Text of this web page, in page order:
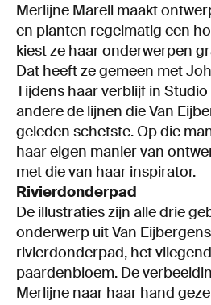
Merlijne Marell maakt
en planten regelmatig een
kiest ze haar onderwerpen
Dat heeft ze gemeen met
Tijdens haar verblijf in
andere de lijnen die Van
geleden schetste. Op die
haar eigen manier van
met die van haar inspirator.
Rivierdonderpad
De illustraties zijn alle drie
onderwerp uit Van
rivierdonderpad, het
paardenbloem. De
Merlijne naar haar hand